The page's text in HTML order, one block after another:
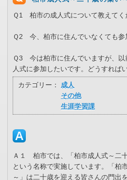
Ｑ1 柏市の成人式について教えてく
Ｑ2 今、柏市に住んでいなくても参
Ｑ3 今は柏市に住んでいますが、以
人式に参加したいです。どうすれば
カテゴリー：
成人
その他
生涯学習課
Ａ１ 柏市では、「柏市成人式～二
という名称で実施しています。「柏
～」は二十歳を迎える皆さんの門出